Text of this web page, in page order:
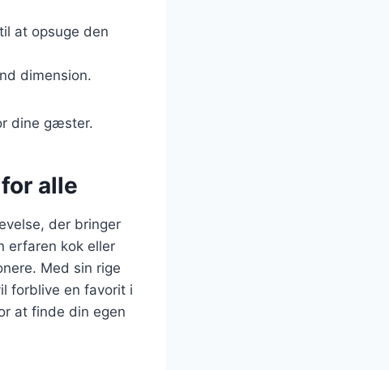
at opsuge den
dimension.
dine gæster.
alle
der bringer
erfaren kok eller
Med sin rige
forblive en favorit i
at finde din egen